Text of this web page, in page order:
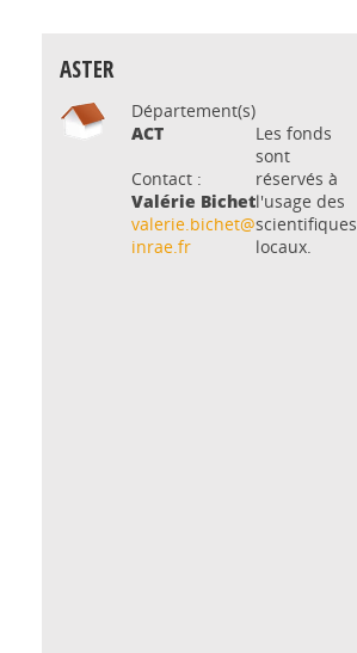
ASTER
Département(s)
ACT
Contact :
Valérie Bichet
valerie.bichet@
inrae.fr
Les fonds
sont
réservés à
l'usage des
scientifiques
locaux.